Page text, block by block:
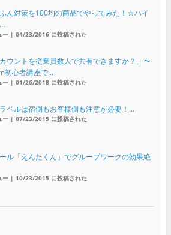
ん対策を100均の商品でやってみた！☆ハイ
ー| 04/23/2016 に投稿された
カウントを従業員数人で共有できますか？」〜
初心者講座で...
ー| 01/26/2018 に投稿された
ベルは宿側もお客様側も注意が必要！...
ー| 07/23/2015 に投稿された
ル「えんたくん」でグループワークの効果絶
ー| 10/23/2015 に投稿された